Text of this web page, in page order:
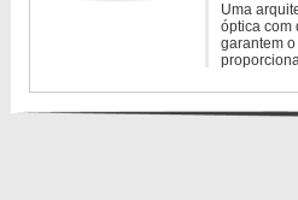
Uma
óptica com
garantem